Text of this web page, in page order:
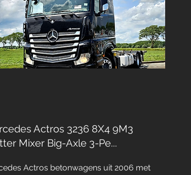
Actros 3236 8X4 9M3
Mixer Big-Axle 3-Pe...
Actros betonwagens uit 2006 met